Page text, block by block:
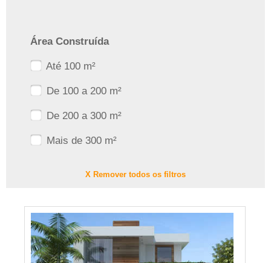
Área Construída
Até 100 m²
De 100 a 200 m²
De 200 a 300 m²
Mais de 300 m²
X Remover todos os filtros